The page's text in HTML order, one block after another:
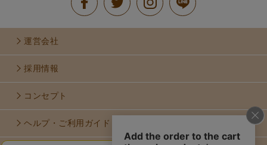
運営会社
採用情報
コンセプト
ヘルプ・ご利用ガイド